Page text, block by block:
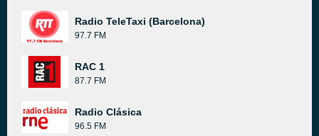
Radio TeleTaxi (Barcelona)
97.7 FM
RAC 1
87.7 FM
Radio Clásica
96.5 FM